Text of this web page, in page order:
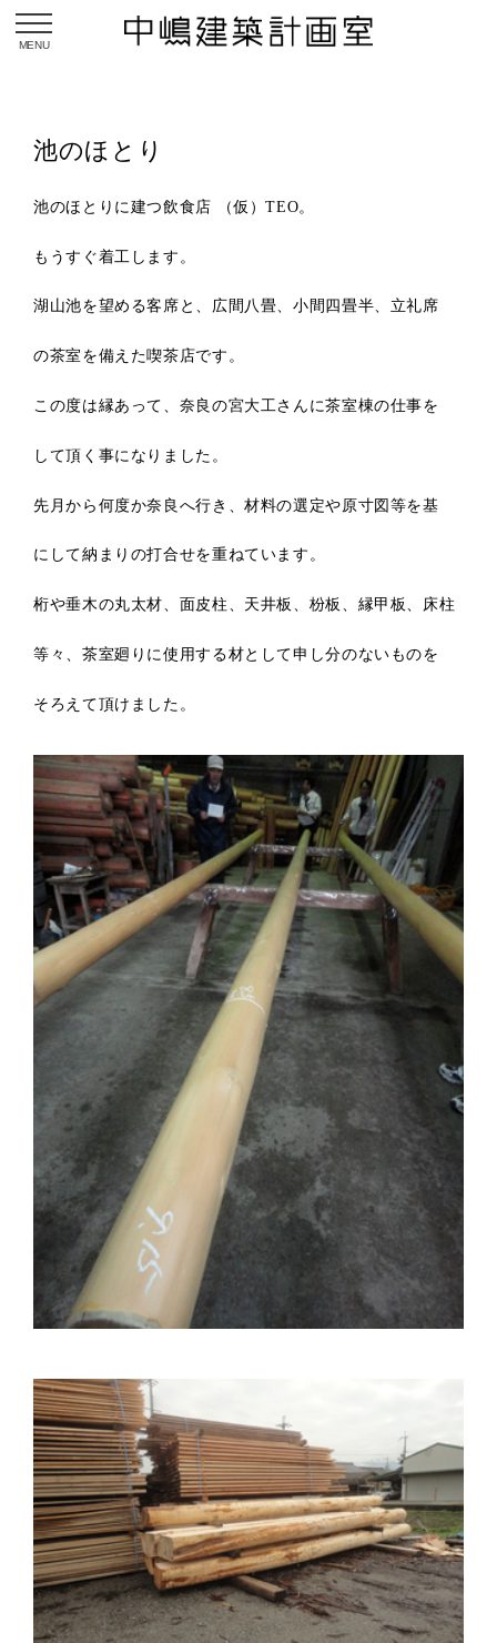
池のほとり
池のほとりに建つ飲食店 （仮）TEO。
もうすぐ着工します。
湖山池を望める客席と、広間八畳、小間四畳半、立礼席
の茶室を備えた喫茶店です。
この度は縁あって、奈良の宮大工さんに茶室棟の仕事を
して頂く事になりました。
先月から何度か奈良へ行き、材料の選定や原寸図等を基
にして納まりの打合せを重ねています。
桁や垂木の丸太材、面皮柱、天井板、枌板、縁甲板、床柱
等々、茶室廻りに使用する材として申し分のないものを
そろえて頂けました。
toggle navigation